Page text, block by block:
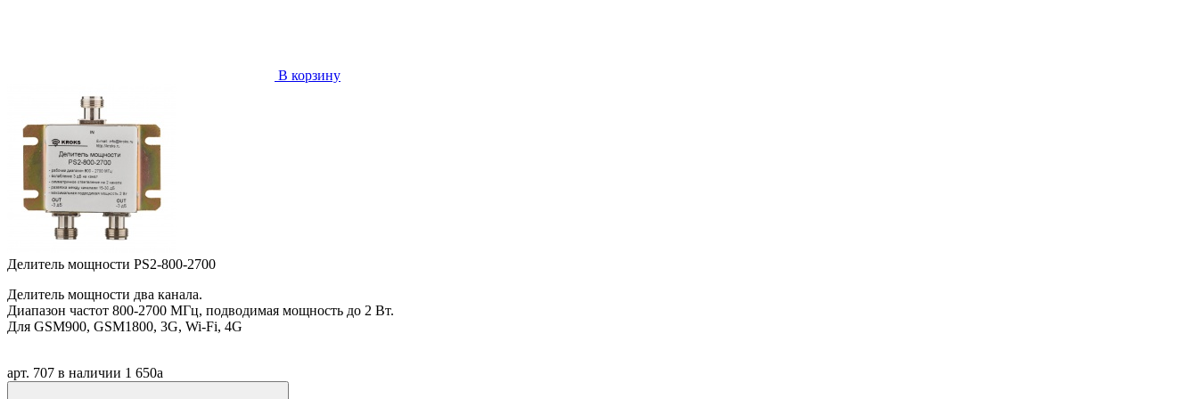
В корзину
Делитель мощности PS2-800-2700
Делитель мощности два канала.
Диапазон частот 800-2700 МГц, подводимая мощность до 2 Вт.
Для GSM900, GSM1800, 3G, Wi-Fi, 4G
арт. 707 в наличии 1 650a